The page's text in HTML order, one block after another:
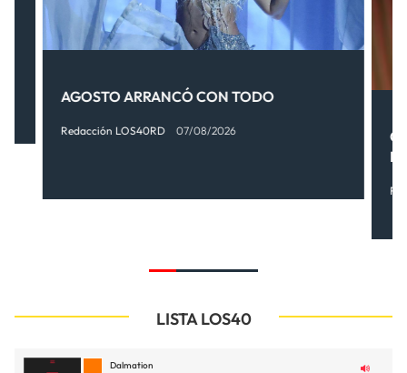
AGOSTO ARRANCÓ CON TODO
Redacción LOS40RD 07/08/2026
LISTA LOS40
Dalmation